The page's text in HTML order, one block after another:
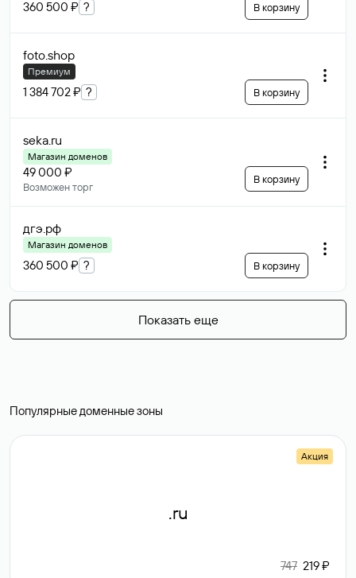
360 500 ₽ ? В корзину
foto.shop
Премиум
1 384 702 ₽ ? В корзину
seka.ru
Магазин доменов
49 000 ₽
Возможен торг
В корзину
дгэ.рф
Магазин доменов
360 500 ₽ ? В корзину
Показать еще
Популярные доменные зоны
Акция
.ru
747 219 ₽